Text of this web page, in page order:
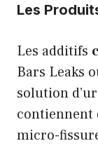
Les
Les additifs
Bars Leaks
solution
contiennent
micro-